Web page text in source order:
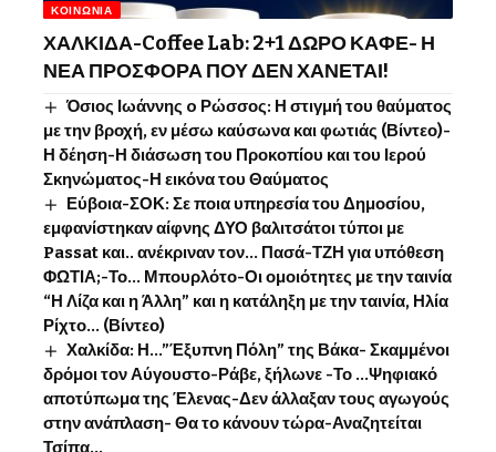
ΚΟΙΝΩΝΊΑ
ΧΑΛΚΙΔΑ-Coffee Lab: 2+1 ΔΩΡΟ ΚΑΦΕ- Η
ΝΕΑ ΠΡΟΣΦΟΡΑ ΠΟΥ ΔΕΝ ΧΑΝΕΤΑΙ!
Όσιος Ιωάννης o Ρώσσος: Η στιγμή του θαύματος
με την βροχή, εν μέσω καύσωνα και φωτιάς (Βίντεο)-
Η δέηση-Η διάσωση του Προκοπίου και του Ιερού
Σκηνώματος-Η εικόνα του Θαύματος
Εύβοια-ΣΟΚ: Σε ποια υπηρεσία του Δημοσίου,
εμφανίστηκαν αίφνης ΔΥΟ βαλιτσάτοι τύποι με
Passat και.. ανέκριναν τον… Πασά-ΤΖΗ για υπόθεση
ΦΩΤΙΑ;-Το… Μπουρλότο-Οι ομοιότητες με την ταινία
“Η Λίζα και η Άλλη” και η κατάληξη με την ταινία, Ηλία
Ρίχτο… (Βίντεο)
Χαλκίδα: Η…”Έξυπνη Πόλη” της Βάκα- Σκαμμένοι
δρόμοι τον Αύγουστο-Ράβε, ξήλωνε -Το …Ψηφιακό
αποτύπωμα της Έλενας-Δεν άλλαξαν τους αγωγούς
στην ανάπλαση- Θα το κάνουν τώρα-Αναζητείται
Τσίπα…